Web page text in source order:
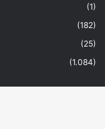
(1)
(182)
(25)
(1.084)